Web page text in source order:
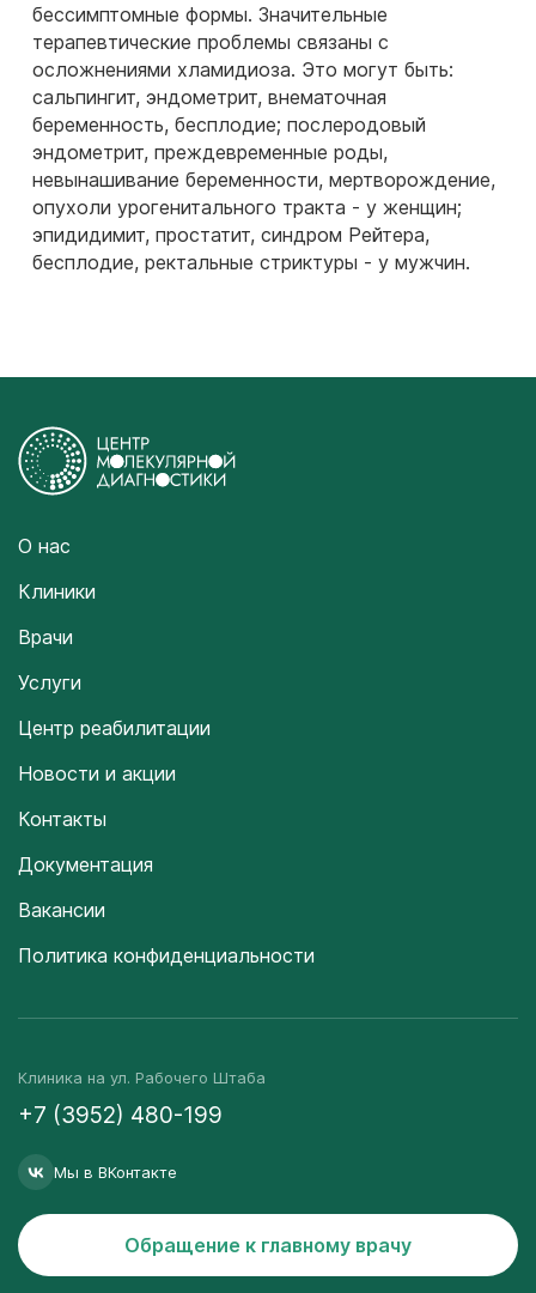
бессимптомные формы. Значительные
терапевтические проблемы связаны с
осложнениями хламидиоза. Это могут быть:
сальпингит, эндометрит, внематочная
беременность, бесплодие; послеродовый
эндометрит, преждевременные роды,
невынашивание беременности, мертворождение,
опухоли урогенитального тракта - у женщин;
эпидидимит, простатит, синдром Рейтера,
бесплодие, ректальные стриктуры - у мужчин.
О нас
Клиники
Врачи
Услуги
Центр реабилитации
Новости и акции
Контакты
Документация
Вакансии
Политика конфиденциальности
Клиника на ул. Рабочего Штаба
+7 (3952) 480-199
Мы в ВКонтакте
Обращение к главному врачу